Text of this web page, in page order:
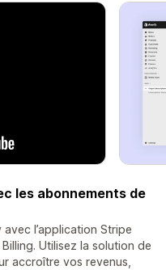
les abonnements de
l’application Stripe
Utilisez la solution de
accroître vos revenus,